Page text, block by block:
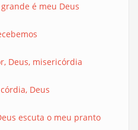
é meu Deus
Deus, misericórdia
Deus
escuta o meu pranto